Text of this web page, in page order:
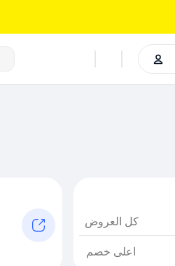
كل العروض
اعلى خصم